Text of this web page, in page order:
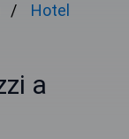
Hotel
a